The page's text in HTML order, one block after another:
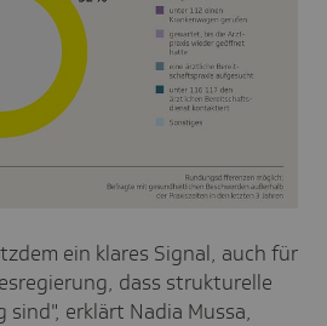
ein klares Signal, auch für
dass strukturelle
erklärt Nadia Mussa,